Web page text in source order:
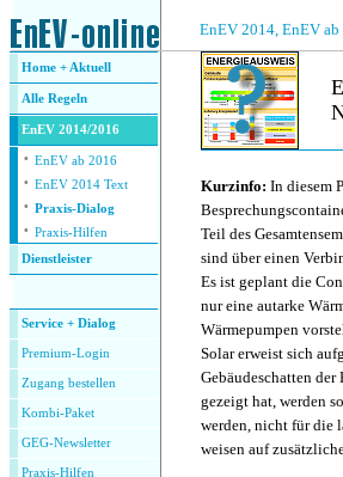
EnEV 2014, EnEV
Home + Aktuell
Alle Regeln
EnEV 2014/2016
· EnEV ab 2016
· EnEV 2014 Text
· Praxis-Dialog
· Praxis-Hilfen
Dienstleister
Service + Dialog
Premium-Login
Zugang bestellen
Kombi-Paket
GEG-Newsletter
Praxis-Hilfen
Kurzinfo: In diesem
Teil des
sind über einen
Es ist geplant die
nur eine autarke
Wärmepumpen
Solar erweist sich
Gebäudeschatten
gezeigt hat, werden
werden, nicht für die
weisen auf